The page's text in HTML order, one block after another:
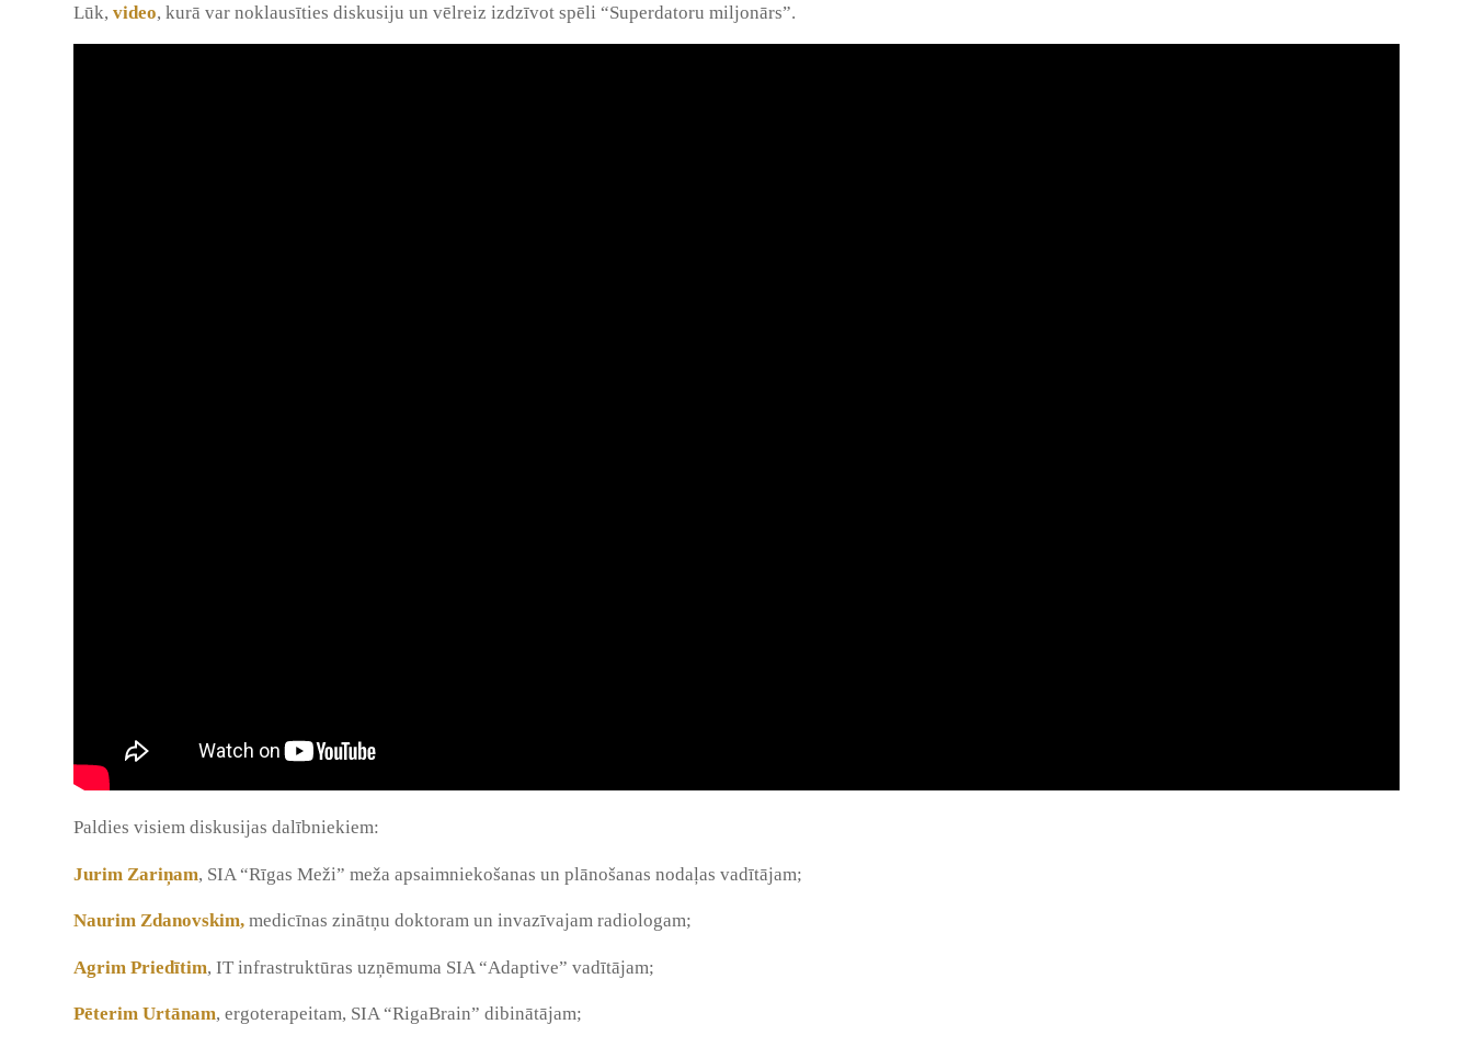
Lūk, video, kurā var noklausīties diskusiju un vēlreiz izdzīvot spēli “Superdatoru miljonārs”.
Paldies visiem diskusijas dalībniekiem:
Jurim Zariņam, SIA “Rīgas Meži” meža apsaimniekošanas un plānošanas nodaļas vadītājam;
Naurim Zdanovskim, medicīnas zinātņu doktoram un invazīvajam radiologam;
Agrim Priedītim, IT infrastruktūras uzņēmuma SIA “Adaptive” vadītājam;
Pēterim Urtānam, ergoterapeitam, SIA “RigaBrain” dibinātājam;